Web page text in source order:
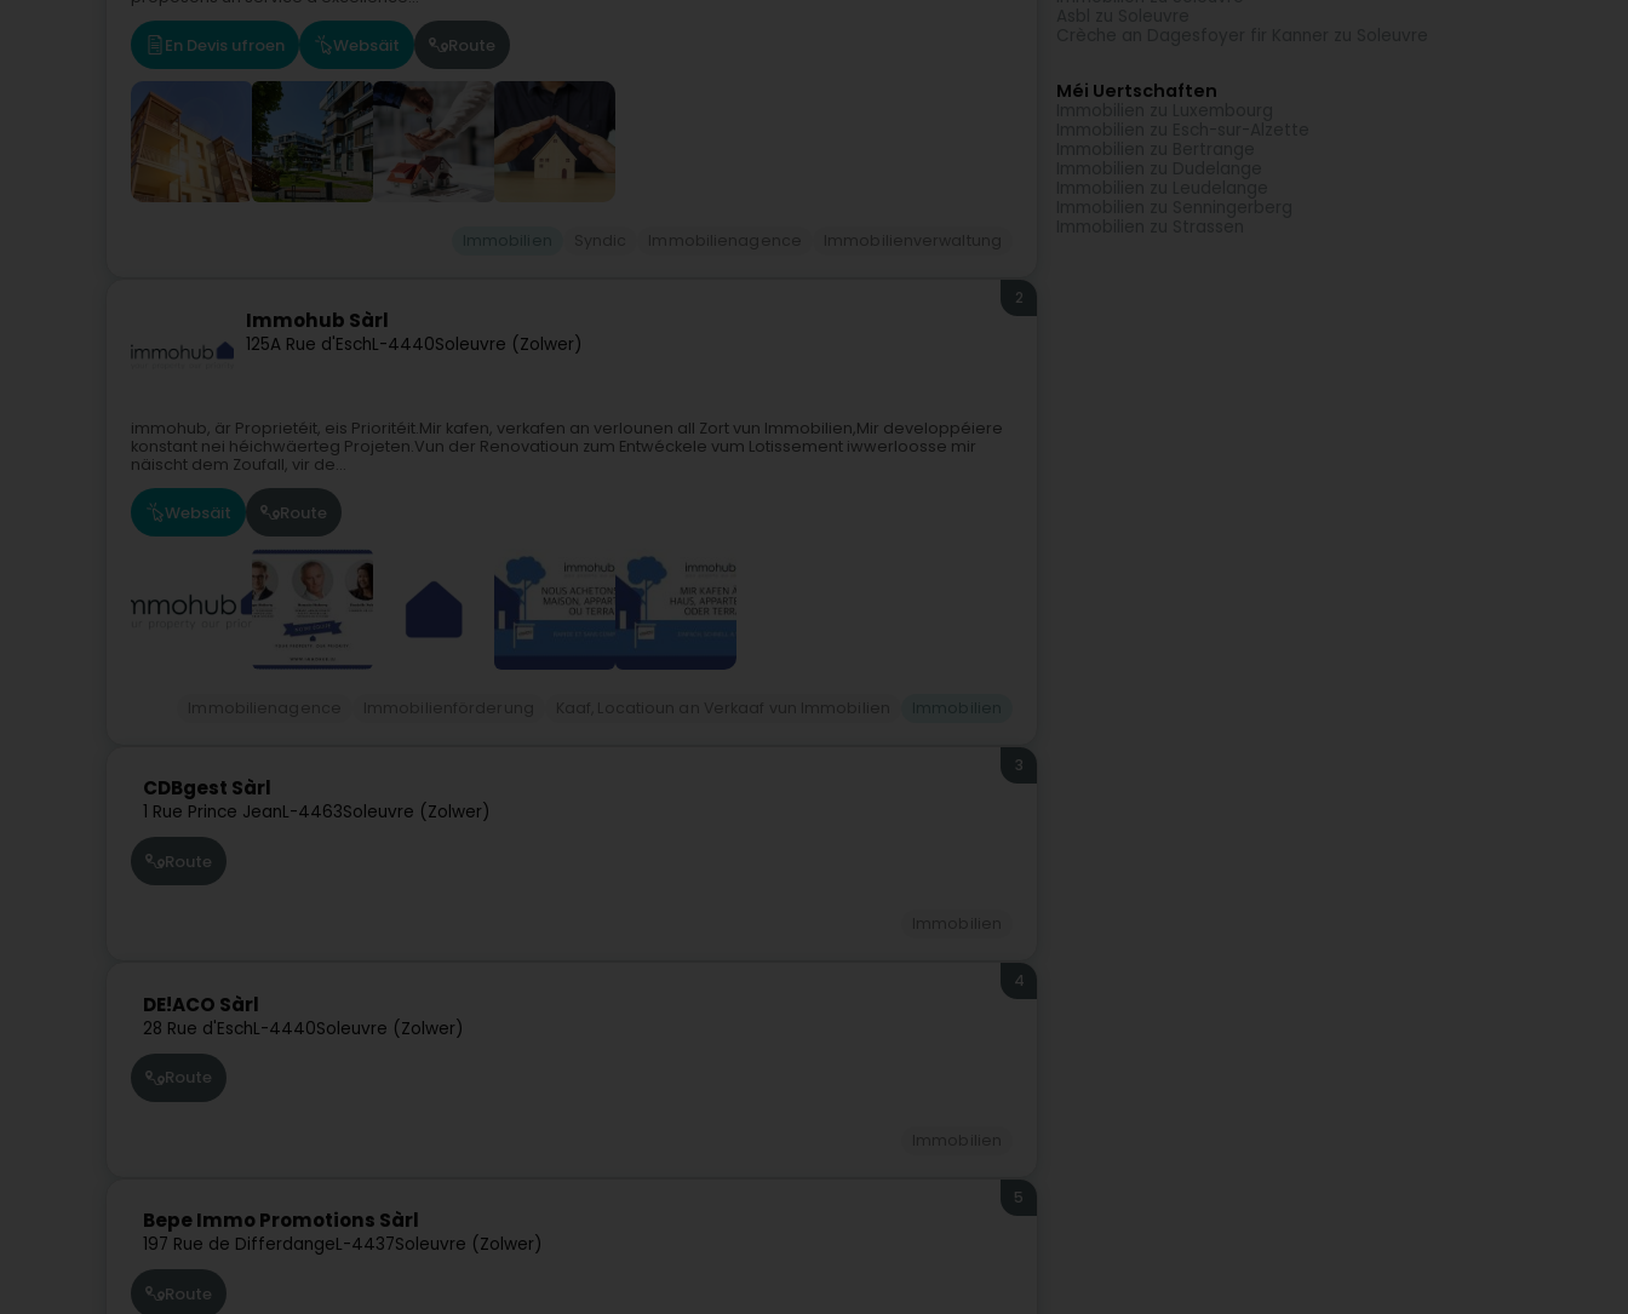
En Devis ufroen Websäit Route
Immohub Sàrl
125A Rue d'EschL-4440Soleuvre (Zolwer)
2
immohub, är Proprietéit, eis Prioritéit.Mir kafen, verkafen an verlounen all Zort vun Immobilien,Mir developpéiere
konstant nei héichwäerteg Projeten.Vun der Renovatioun zum Entwéckele vum Lotissement iwwerloosse mir
näischt dem Zoufall, vir de...
Websäit Route
CDBgest Sàrl
1 Rue Prince JeanL-4463Soleuvre (Zolwer)
3
Route
DE!ACO Sàrl
28 Rue d'EschL-4440Soleuvre (Zolwer)
4
Route
Bepe Immo Promotions Sàrl
197 Rue de DifferdangeL-4437Soleuvre (Zolwer)
5
Route
Méi Uertschaften